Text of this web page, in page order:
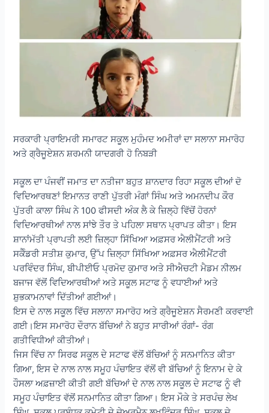
ਸਰਕਾਰੀ ਪ੍ਰਾਇਮਰੀ ਸਮਾਰਟ ਸਕੂਲ ਮੁਹੰਮਦ ਅਮੀਰਾਂ ਦਾ ਸਲਾਨਾ ਸਮਾਰੋਹ
ਅਤੇ ਗ੍ਰੈਜੂਏਸ਼ਨ ਸ਼ਰਮਨੀ ਯਾਦਗਰੀ ਹੋ ਨਿਬੜੀ
ਸਕੂਲ ਦਾ ਪੰਜਵੀਂ ਜਮਾਤ ਦਾ ਨਤੀਜਾ ਬਹੁਤ ਸ਼ਾਨਦਾਰ ਰਿਹਾ ਸਕੂਲ ਦੀਆਂ ਦੋ
ਵਿਦਿਆਰਥਣਾਂ ਇਮਾਨਤ ਰਾਣੀ ਪੁੱਤਰੀ ਮੰਗਾਂ ਸਿੰਘ ਅਤੇ ਅਮਨਦੀਪ ਕੌਰ
ਪੁੱਤਰੀ ਕਾਲਾ ਸਿੰਘ ਨੇ 100 ਫੀਸਦੀ ਅੰਕ ਲੈ ਕੇ ਜ਼ਿਲ੍ਹੇ ਵਿੱਚੋਂ ਹੋਰਨਾਂ
ਵਿਦਿਆਰਥੀਆਂ ਨਾਲ ਸਾਂਝੇ ਤੌਰ ਤੇ ਪਹਿਲਾ ਸਥਾਨ ਪ੍ਰਾਪਤ ਕੀਤਾ। ਇਸ
ਸ਼ਾਨਾਂਮੱਤੀ ਪ੍ਰਾਪਤੀ ਲਈ ਜ਼ਿਲ੍ਹਾ ਸਿੱਖਿਆ ਅਫ਼ਸਰ ਐਲੀਮੈਂਟਰੀ ਅਤੇ
ਸਕੈੰਡਰੀ ਸਤੀਸ਼ ਕੁਮਾਰ, ਉੱਪ ਜ਼ਿਲ੍ਹਾ ਸਿੱਖਿਆ ਅਫ਼ਸਰ ਐਲੀਮੈਂਟਰੀ
ਪਰਵਿੰਦਰ ਸਿੰਘ, ਬੀਪੀਈਓ ਪ੍ਰਮੋਦ ਕੁਮਾਰ ਅਤੇ ਸੀਐਚਟੀ ਮੈਡਮ ਨੀਲਮ
ਬਜਾਜ ਵੱਲੋਂ ਵਿਦਿਆਰਥੀਆਂ ਅਤੇ ਸਕੂਲ ਸਟਾਫ ਨੂੰ ਵਧਾਈਆਂ ਅਤੇ
ਸ਼ੁਭਕਾਮਨਾਵਾਂ ਦਿੱਤੀਆਂ ਗਈਆਂ।
ਇਸ ਦੇ ਨਾਲ ਸਕੂਲ ਵਿੱਚ ਸਲਾਨਾ ਸਮਾਰੋਹ ਅਤੇ ਗ੍ਰੈਜੂਏਸ਼ਨ ਸੈਰਮਣੀ ਕਰਵਾਈ
ਗਈ।ਇਸ ਸਮਾਰੋਹ ਦੌਰਾਨ ਬੱਚਿਆਂ ਨੇ ਬਹੁਤ ਸਾਰੀਆਂ ਰੰਗਾਂ- ਰੰਗ
ਗਤੀਵਿਧੀਆਂ ਕੀਤੀਆਂ।
ਜਿਸ ਵਿੱਚ ਨਾ ਸਿਰਫ ਸਕੂਲ ਦੇ ਸਟਾਫ ਵੱਲੋਂ ਬੱਚਿਆਂ ਨੂੰ ਸਨਮਾਨਿਤ ਕੀਤਾ
ਗਿਆ, ਇਸ ਦੇ ਨਾਲ ਨਾਲ ਸਮੂਹ ਪੰਚਾਇਤ ਵੱਲੋਂ ਵੀ ਬੱਚਿਆਂ ਨੂੰ ਇਨਾਮ ਦੇ ਕੇ
ਹੌਸਲਾ ਅਫ਼ਜ਼ਾਈ ਕੀਤੀ ਗਈ ਬੱਚਿਆਂ ਦੇ ਨਾਲ ਨਾਲ ਸਕੂਲ ਦੇ ਸਟਾਫ ਨੂੰ ਵੀ
ਸਮੂਹ ਪੰਚਾਇਤ ਵੱਲੋਂ ਸਨਮਾਨਿਤ ਕੀਤਾ ਗਿਆ। ਇਸ ਮੌਕੇ ਤੇ ਸਰਪੰਚ ਲੇਖ